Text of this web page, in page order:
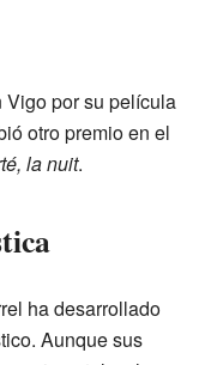
Vigo por su película
otro premio en el
la nuit.
ha desarrollado
Aunque sus